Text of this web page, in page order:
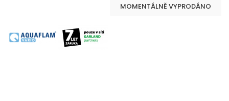
MOMENTÁLNĚ VYPRODÁNO